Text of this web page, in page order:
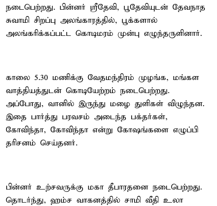
நடைபெற்றது. பின்னர் ஸ்ரீதேவி, பூதேவியுடன் தேவநாத
சுவாமி சிறப்பு அலங்காரத்தில், பூக்களால்
அலங்கரிக்கப்பட்ட கொடிமரம் முன்பு எழுந்தருளினார்.
காலை 5.30 மணிக்கு வேதமந்திரம் முழங்க, மங்கள
வாத்தியத்துடன் கொடியேற்றம் நடைபெற்றது.
அப்போது, வானில் இருந்து மழை துளிகள் விழுந்தன.
இதை பார்த்து பரவசம் அடைந்த பக்தர்கள்,
கோவிந்தா, கோவிந்தா என்று கோஷங்களை எழுப்பி
தரிசனம் செய்தனர்.
பின்னர் உற்சவருக்கு மகா தீபாரதனை நடைபெற்றது.
தொடர்ந்து, ஹம்ச வாகனத்தில் சாமி வீதி உலா